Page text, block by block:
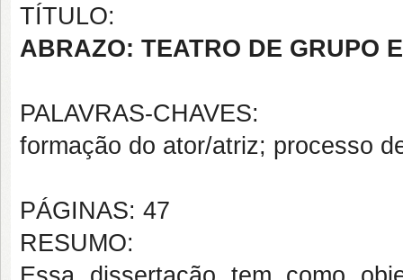
TÍTULO:
ABRAZO: TEATRO DE GRUPO
PALAVRAS-CHAVES:
formação do ator/atriz; processo
PÁGINAS: 47
RESUMO: